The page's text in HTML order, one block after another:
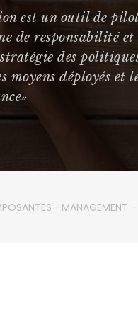
est un outil de
de responsabilité
des
moyens déployés et
- MANAGEMENT -